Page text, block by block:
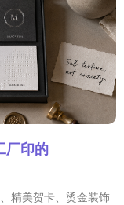
厂印的
精美贺卡、烫金装饰